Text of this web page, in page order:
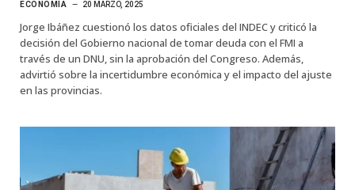
ECONOMÍA 20 MARZO, 2025
Jorge Ibáñez cuestionó los datos oficiales del INDEC y criticó la
decisión del Gobierno nacional de tomar deuda con el FMI a
través de un DNU, sin la aprobación del Congreso. Además,
advirtió sobre la incertidumbre económica y el impacto del ajuste
en las provincias.